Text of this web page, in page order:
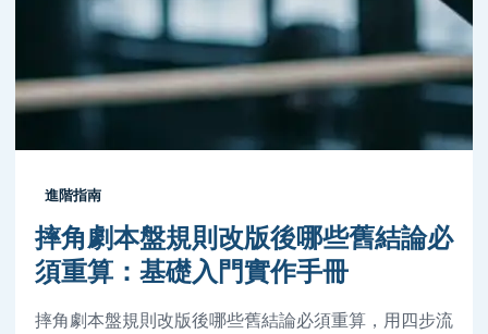
進階指南
摔角劇本盤規則改版後哪些舊結論必
須重算：基礎入門實作手冊
摔角劇本盤規則改版後哪些舊結論必須重算，用四步流